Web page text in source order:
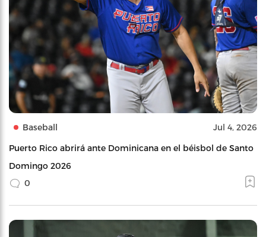
Baseball Jul 4, 2026
Puerto Rico abrirá ante Dominicana en el béisbol de Santo
Domingo 2026
0